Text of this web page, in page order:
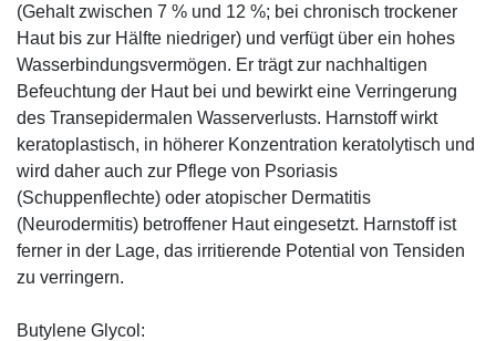
(Gehalt zwischen 7 % und 12 %; bei chronisch trockener
Haut bis zur Hälfte niedriger) und verfügt über ein hohes
Wasserbindungsvermögen. Er trägt zur nachhaltigen
Befeuchtung der Haut bei und bewirkt eine Verringerung
des Transepidermalen Wasserverlusts. Harnstoff wirkt
keratoplastisch, in höherer Konzentration keratolytisch und
wird daher auch zur Pflege von Psoriasis
(Schuppenflechte) oder atopischer Dermatitis
(Neurodermitis) betroffener Haut eingesetzt. Harnstoff ist
ferner in der Lage, das irritierende Potential von Tensiden
zu verringern.
Butylene Glycol: